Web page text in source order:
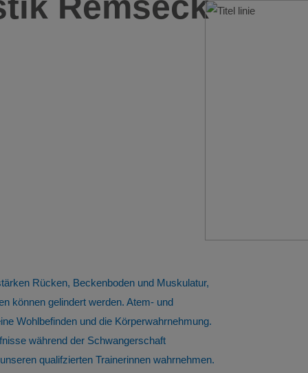
Rücken, Beckenboden und Muskulatur,
können gelindert werden. Atem- und
Wohlbefinden und die Körperwahrnehmung.
während der Schwangerschaft
qualifzierten Trainerinnen wahrnehmen.